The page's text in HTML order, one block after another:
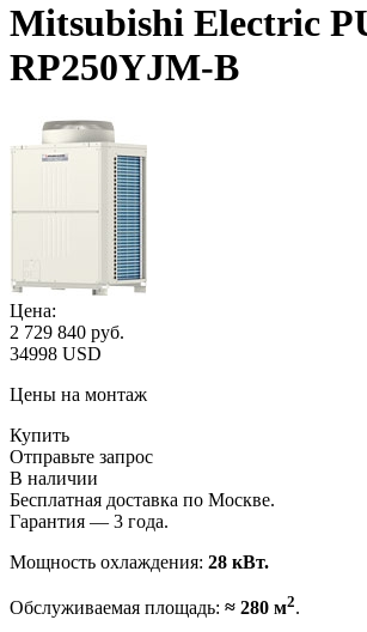
Mitsubishi Electric
RP250YJM-B
Цена:
2 729 840 руб.
34998 USD
Цены на монтаж
Купить
Отправьте запрос
В наличии
Бесплатная доставка по Москве.
Гарантия — 3 года.
Мощность охлаждения: 28 кВт.
Обслуживаемая площадь: ≈ 280 м2.